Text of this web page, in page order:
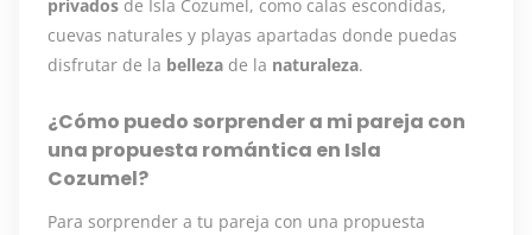
privados de Isla Cozumel, como calas escondidas,
cuevas naturales y playas apartadas donde puedas
disfrutar de la belleza de la naturaleza.
¿Cómo puedo sorprender a mi pareja con
una propuesta romántica en Isla
Cozumel?
Para sorprender a tu pareja con una propuesta